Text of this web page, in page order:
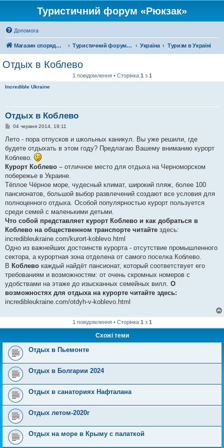
Туристичний форум «Рюкзак»
Допомога
Магазин спорядження Туристичний форум «Рюкзак» Україна Туризм в Україні
Отдых в Коблево
1 повідомлення • Сторінка 1 з 1
Incredible Ukraine
Отдых в Коблево
П
в
д
о
м
л
е
н
н
я
04 червня 2014, 19:11
Лето - пора отпусков и школьных каникул. Вы уже решили, где
будете отдыхать в этом году? Предлагаю Вашему вниманию курорт
Коблево.
Курорт Коблево – отличное место для отдыха на Черноморском
побережье в Украине.
Тёплое Чёрное море, чудесный климат, широкий пляж, более 100
пансионатов, большой выбор развлечений создают все условия для
полноценного отдыха. Особой популярностью курорт пользуется
среди семей с маленькими детьми.
Что собой представляет курорт Коблево и как добраться в
Коблево на общественном транспорте читайте здесь:
incredibleukraine.com/kurort-koblevo.html
Одно из важнейших достоинств курорта - отсутствие промышленного
сектора, а курортная зона отделена от самого поселка Коблево.
В Коблево каждый найдёт пансионат, который соответствует его
требованиям и возможностям: от очень скромных номеров с
удобствами на этаже до изысканных семейных вилл. О
возможностях для отдыха на курорте читайте здесь:
incredibleukraine.com/otdyh-v-koblevo.html
1 повідомлення • Сторінка 1 з 1
Схожі теми
Отдых в Пьемонте
Отдых в Болгарии 2024
Отдых в санаториях Нафталана
Отдых летом-2020г
Отдых на море в Крыму с палаткой